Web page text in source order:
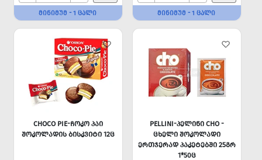
ᲛᲘᲜᲘᲛᲣᲛ - 1 ᲪᲐᲚᲘ ᲛᲘᲜᲘᲛᲣᲛ - 1 ᲪᲐᲚᲘ
CHOCO PIE-ᲩᲝᲙᲝ ᲞᲐᲘ
ᲨᲝᲙᲝᲚᲐᲓᲘᲡ ᲑᲘᲡᲙᲕᲘᲢᲘ 12Ც
PELLINI-ᲞᲔᲚᲘᲜᲘ CHO -
ᲪᲮᲔᲚᲘ ᲨᲝᲙᲝᲚᲐᲓᲘ
ᲔᲠᲗᲯᲔᲠᲐᲓ ᲞᲐᲙᲔᲢᲔᲑᲨᲘ 25ᲒᲠ
1*50Ც